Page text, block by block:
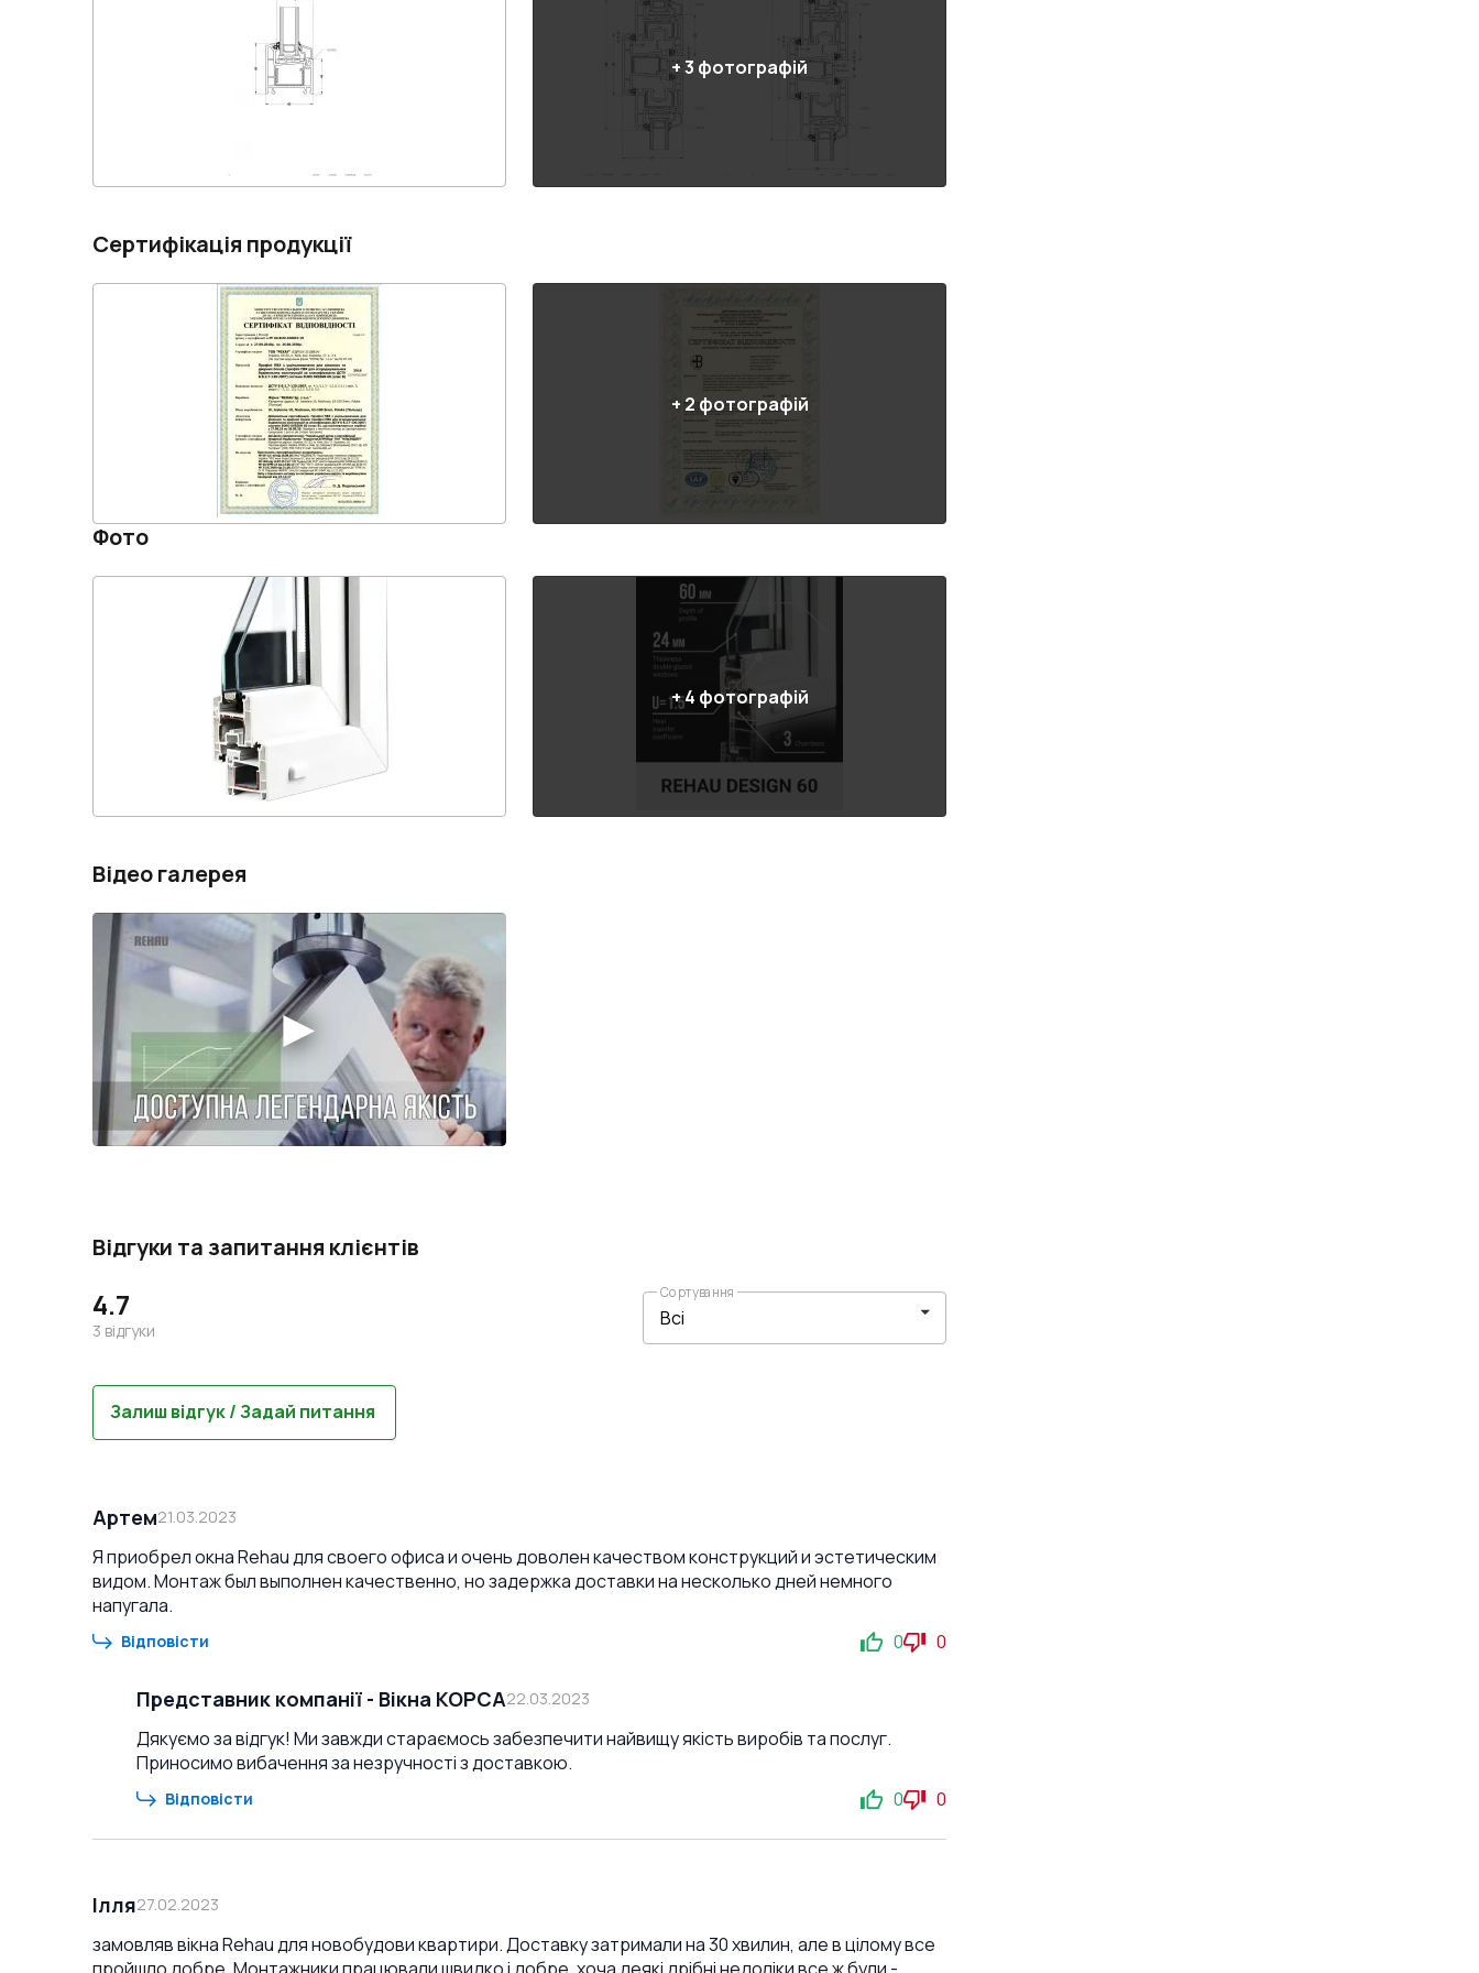
+3 фотографій
Сертифікація продукції
+2 фотографій
Фото
+4 фотографій
Відео галерея
Відгуки та запитання клієнтів
4.7
3 відгуки
Сортування
Залиш відгук / Задай питання
Артем21.03.2023
Я приобрел окна Rehau для своего офиса и очень доволен качеством конструкций и эстетическим
видом. Монтаж был выполнен качественно, но задержка доставки на несколько дней немного
напугала.
Відповісти 0 0
Представник компанії - Вікна КОРСА22.03.2023
Дякуємо за відгук! Ми завжди стараємось забезпечити найвищу якість виробів та послуг.
Приносимо вибачення за незручності з доставкою.
Відповісти 0 0
Ілля27.02.2023
замовляв вікна Rehau для новобудови квартири. Доставку затримали на 30 хвилин, але в цілому все
пройшло добре. Монтажники працювали швидко і добре, хоча деякі дрібні недоліки все ж були -